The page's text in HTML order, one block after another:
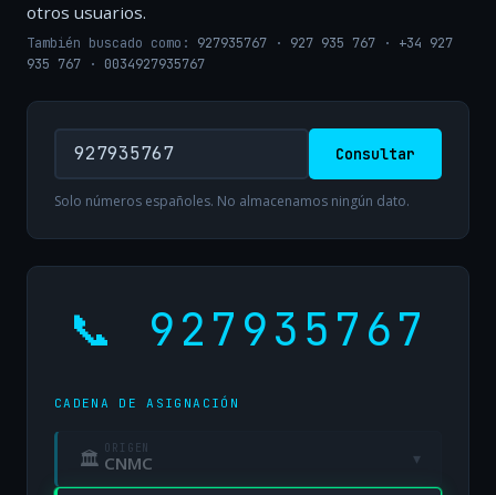
otros usuarios.
También buscado como: 927935767 · 927 935 767 · +34 927
935 767 · 0034927935767
Consultar
Solo números españoles. No almacenamos ningún dato.
📞 927935767
CADENA DE ASIGNACIÓN
🏛 ORIGEN
CNMC ▾